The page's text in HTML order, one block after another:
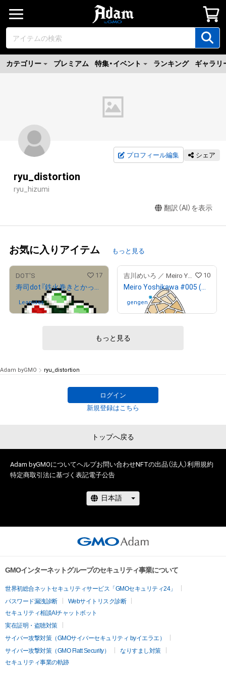
カテゴリー プレミアム 特集・イベント ランキング ギャラリ
プロフィール編集 シェア
ryu_distortion
ryu_hizumi
翻訳（AI）を表示
お気に入りアイテム もっと見る
DOT'S 17
寿司dot『鉄火巻きとかっぱ巻き』
Leonidasさんが保有中
吉川めいろ ／ Meiro Yoshikawa 10
Meiro Yoshikawa #005 (Adam byGMO)
gengen さんが保有中
もっと見る
Adam byGMO ryu_distortion
ログイン
新規登録はこちら
トップへ戻る
Adam byGMOについてヘルプお問い合わせNFTの出品（法人）利用規約
特定商取引法に基づく表記電子公告
GMOインターネットグループのセキュリティ事業について
世界初総合ネットセキュリティサービス「GMOセキュリティ24」
パスワード漏洩診断
Webサイトリスク診断
セキュリティ相談AIチャットボット
実在証明・盗聴対策
サイバー攻撃対策（GMOサイバーセキュリティ byイエラエ）
サイバー攻撃対策（GMO Flatt Security）
なりすまし対策
セキュリティ事業の軌跡